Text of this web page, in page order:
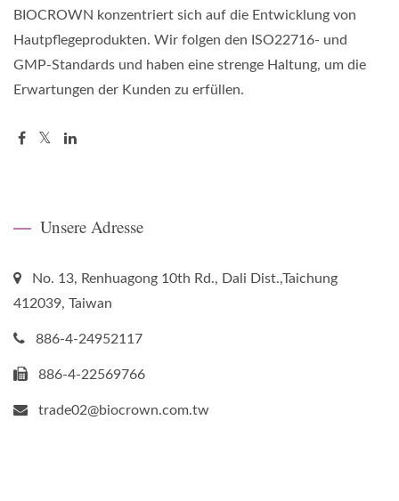
BIOCROWN konzentriert sich auf die Entwicklung von
Hautpflegeprodukten. Wir folgen den ISO22716- und
GMP-Standards und haben eine strenge Haltung, um die
Erwartungen der Kunden zu erfüllen.
Unsere Adresse
No. 13, Renhuagong 10th Rd., Dali Dist.,Taichung
412039, Taiwan
886-4-24952117
886-4-22569766
trade02@biocrown.com.tw